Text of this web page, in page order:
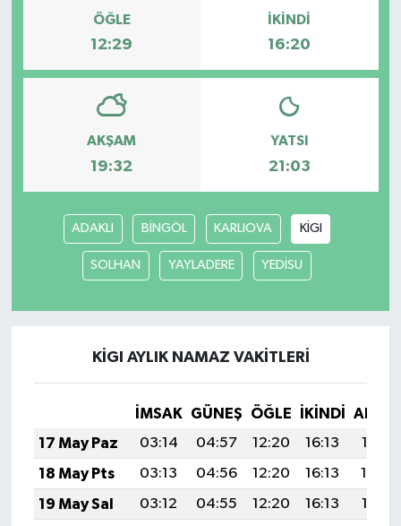
ÖĞLE
12:29
İKINDI
16:20
AKŞAM
19:32
YATSI
21:03
ADAKLI BİNGÖL KARLIOVA KİGI
SOLHAN YAYLADERE YEDİSU
KİGI AYLIK NAMAZ VAKITLERI
İMSAK GÜNEŞ ÖĞLE İKINDI
17 May Paz
03:14 04:57 12:20 16:13
19:33
18 May Pts
03:13 04:56 12:20 16:13
19:34
19 May Sal
03:12 04:55 12:20 16:13
19:35
MAGAZİN
VEFAT
BİLİM&TEKNOLOJİ
BÖLGE
TÜRKİYE
DÜNYA